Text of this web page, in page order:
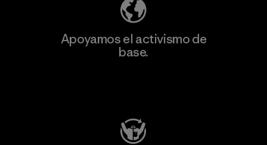
Apoyamos el activismo de
base.